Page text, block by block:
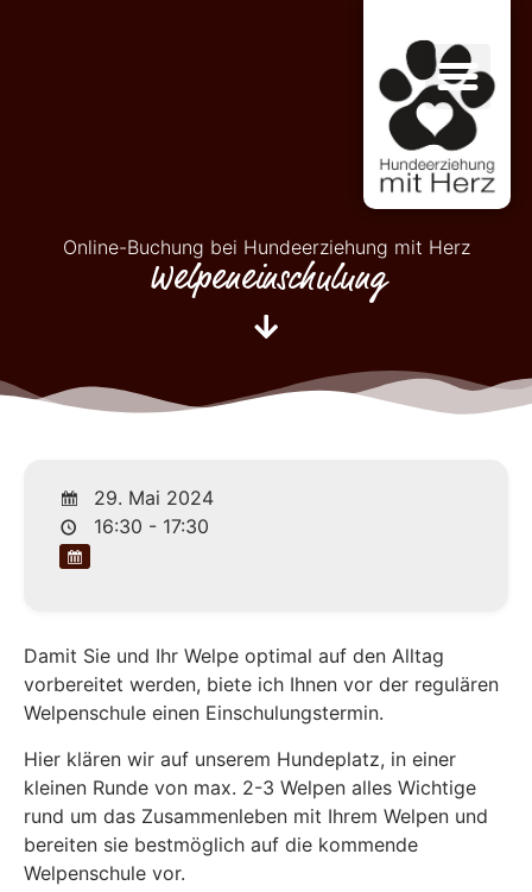
Online-Buchung bei Hundeerziehung mit Herz
Welpeneinschulung
29. Mai 2024
16:30 - 17:30
Damit Sie und Ihr Welpe optimal auf den Alltag
vorbereitet werden, biete ich Ihnen vor der regulären
Welpenschule einen Einschulungstermin.
Hier klären wir auf unserem Hundeplatz, in einer
kleinen Runde von max. 2-3 Welpen alles Wichtige
rund um das Zusammenleben mit Ihrem Welpen und
bereiten sie bestmöglich auf die kommende
Welpenschule vor.